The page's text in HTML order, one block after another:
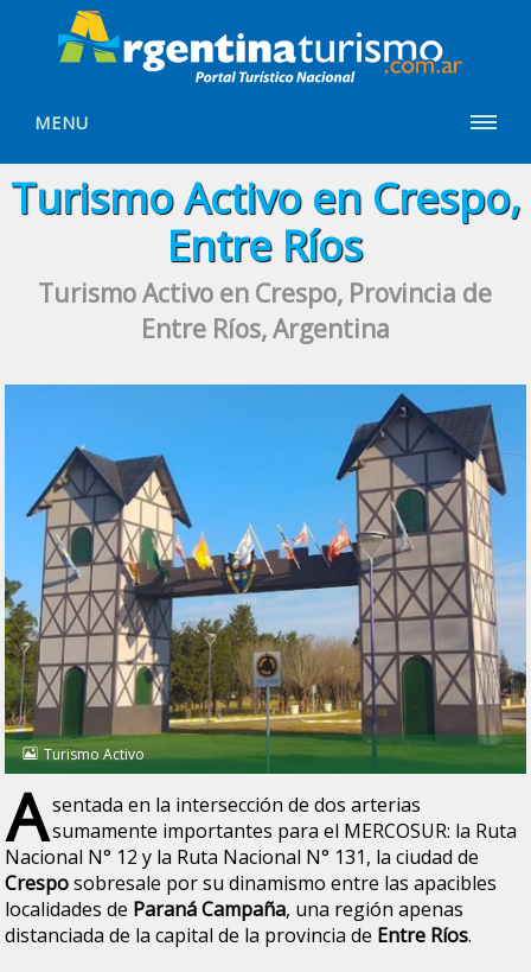
MENU
Turismo Activo en Crespo,
Entre Ríos
Turismo Activo en Crespo, Provincia de
Entre Ríos, Argentina
Turismo Activo
Asentada en la intersección de dos arterias
sumamente importantes para el MERCOSUR: la Ruta
Nacional N° 12 y la Ruta Nacional N° 131, la ciudad de
Cresposobresale por su dinamismo entre las apacibles
localidades de Paraná Campaña, una región apenas
distanciada de la capital de la provincia de Entre Ríos.